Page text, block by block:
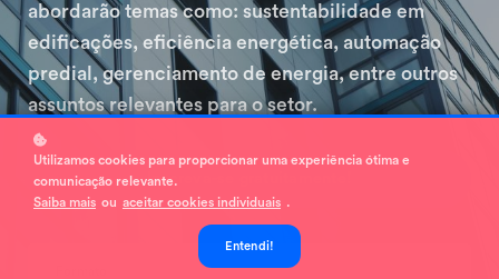
abordarão temas como: sustentabilidade em
edificações, eficiência energética, automação
predial, gerenciamento de energia, entre outros
assuntos relevantes para o setor.
Inscreva-se gratuitamente!
Utilizamos cookies para proporcionar uma experiência ótima e
comunicação relevante.
Saiba mais ou aceitar cookies individuais .
Entendi!